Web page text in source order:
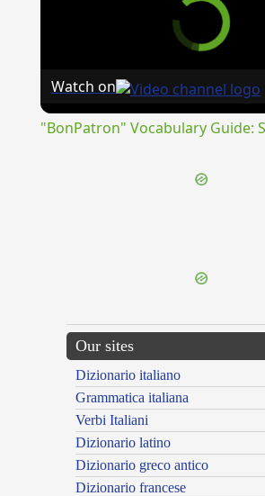
Watch on
"BonPatron" Vocabulary Guide:
Our sites
Dizionario italiano
Grammatica italiana
Verbi Italiani
Dizionario latino
Dizionario greco antico
Dizionario francese